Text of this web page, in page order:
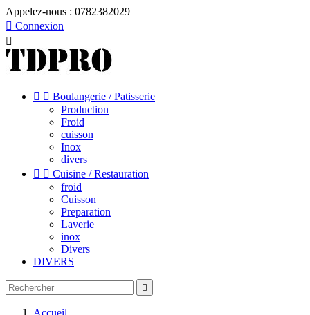
Appelez-nous : 0782382029
 Connexion

  Boulangerie / Patisserie
Production
Froid
cuisson
Inox
divers
  Cuisine / Restauration
froid
Cuisson
Preparation
Laverie
inox
Divers
DIVERS

Accueil